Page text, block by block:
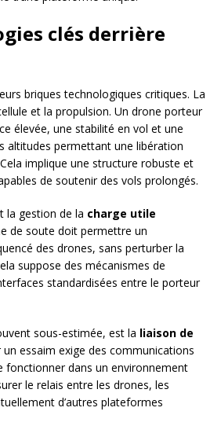
clés derrière
briques technologiques critiques. La
et la propulsion. Un drone porteur
élevée, une stabilité en vol et une
altitudes permettant une libération
implique une structure robuste et
de soutenir des vols prolongés.
la gestion de la charge utile
de soute doit permettre un
des drones, sans perturber la
suppose des mécanismes de
standardisées entre le porteur
sous-estimée, est la liaison de
un essaim exige des communications
fonctionner dans un environnement
le relais entre les drones, les
d’autres plateformes